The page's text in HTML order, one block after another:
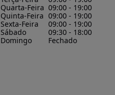
Quarta-Feira 09:00 - 19:00
Quinta-Feira 09:00 - 19:00
Sexta-Feira
09:00 - 19:00
Sábado
09:30 - 18:00
Domingo
Fechado